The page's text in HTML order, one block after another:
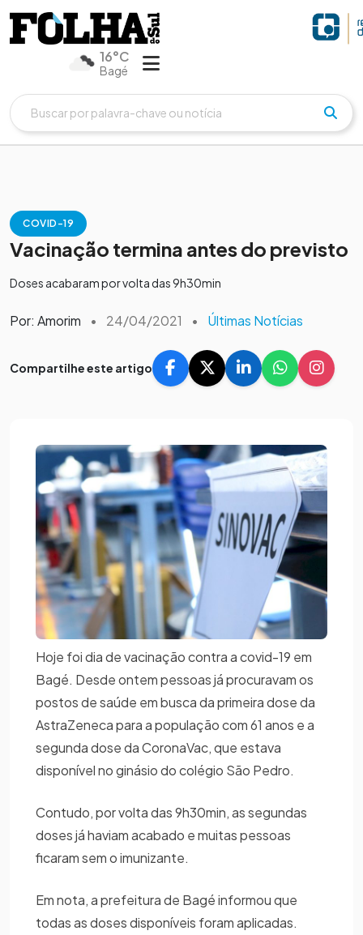
16°C
Bagé
COVID-19
Vacinação termina antes do previsto
Doses acabaram por volta das 9h30min
Por: Amorim • 24/04/2021 • Últimas Notícias
Compartilhe este artigo
Hoje foi dia de vacinação contra a covid-19 em
Bagé. Desde ontem pessoas já procuravam os
postos de saúde em busca da primeira dose da
AstraZeneca para a população com 61 anos e a
segunda dose da CoronaVac, que estava
disponível no ginásio do colégio São Pedro.
Contudo, por volta das 9h30min, as segundas
doses já haviam acabado e muitas pessoas
ficaram sem o imunizante.
Em nota, a prefeitura de Bagé informou que
todas as doses disponíveis foram aplicadas.